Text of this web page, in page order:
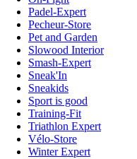
Padel-Expert
Pecheur-Store
Pet and Garden
Slowood Interior
Smash-Expert
Sneak'In
Sneakids
Sport is good
Training-Fit
Triathlon Expert
Vélo-Store
Winter Expert